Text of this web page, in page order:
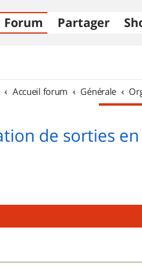
Forum Partager
Accueil forum Générale
de sorties